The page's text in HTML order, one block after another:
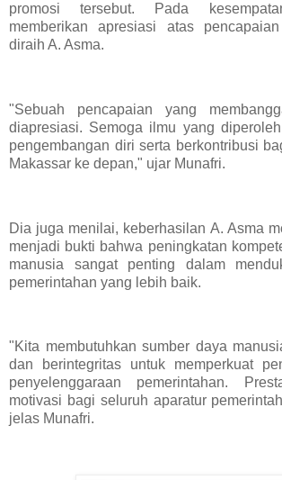
promosi tersebut. Pada
memberikan apresiasi atas
diraih A. Asma.
"Sebuah pencapaian yang
diapresiasi. Semoga ilmu yang
pengembangan diri serta berkontribusi
Makassar ke depan," ujar Munafri.
Dia juga menilai, keberhasilan A. Asma
menjadi bukti bahwa peningkatan
manusia sangat penting dalam
pemerintahan yang lebih baik.
"Kita membutuhkan sumber daya
dan berintegritas untuk memperkuat
penyelenggaraan pemerintahan.
motivasi bagi seluruh aparatur
jelas Munafri.